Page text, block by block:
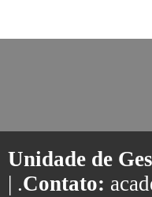
Unidade de
| .Contato: